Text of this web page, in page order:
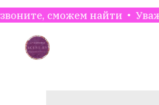
найти Уважаемые